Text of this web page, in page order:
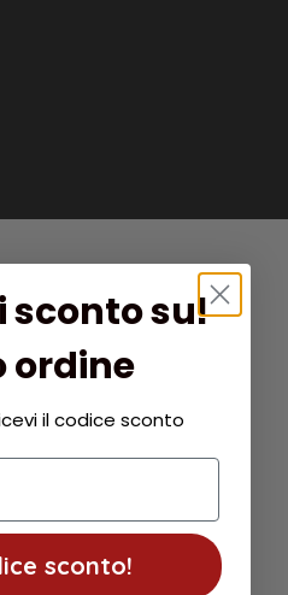
sconto sul
ordine
il codice sconto
sconto!